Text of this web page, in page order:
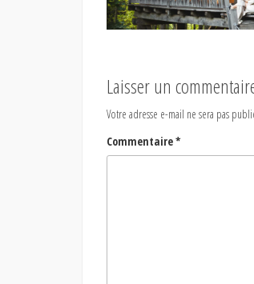
Laisser un
Votre adresse e-mail ne sera pas
Commentaire*